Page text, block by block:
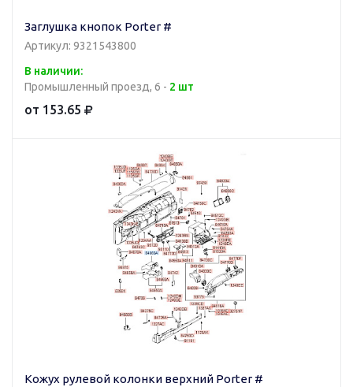
Заглушка кнопок Porter #
Артикул: 9321543800
В наличии:
Промышленный проезд, 6 - 2 шт
от 153.65
Кожух рулевой колонки верхний Porter #